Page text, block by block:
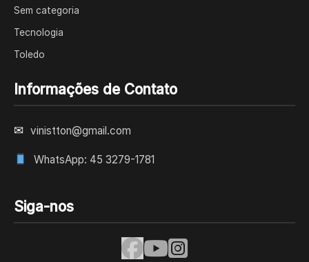
Sem categoria
Tecnologia
Toledo
Informações de Contato
✉ vinistton@gmail.com
WhatsApp: 45 3279-1781
Siga-nos